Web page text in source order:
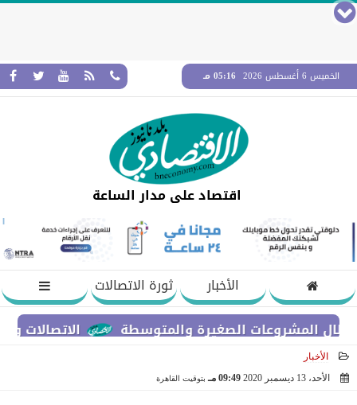
الخميس 6 أغسطس 2026 05:16 مـ
اقتصاد على مدار الساعة
الأخبار
ثورة الاتصالات
الاتصالات والتعليم
الأخبار
الأحد، 13 ديسمبر 2020
09:49 مـ بتوقيت القاهرة